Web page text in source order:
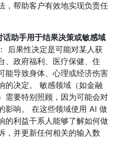
，帮助客户有效地实现负责任
助手用于结果决策或敏感域
： 后果性决定是可能对某人获
、政府福利、医疗保健、住
能导致身体、心理或经济伤害
的决定。 敏感领域（如金融
需要特别照顾，因为可能会对
影响。 在这些领域使用 AI 做
的利益干系人能够了解如何做
，并更新任何相关的输入数